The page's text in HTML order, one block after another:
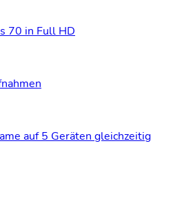
70 in Full HD
auf 5 Geräten gleichzeitig